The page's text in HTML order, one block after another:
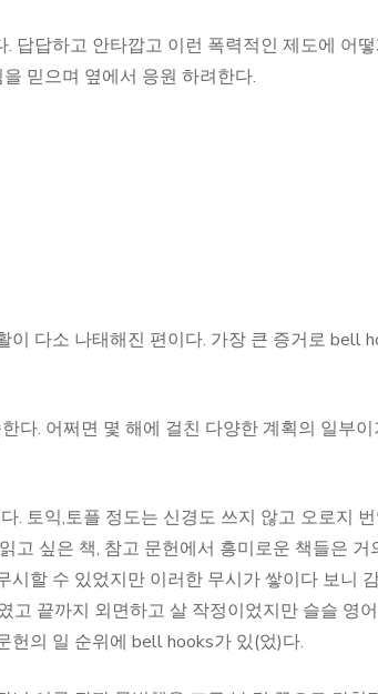
답답하고 안타깝고 이런 폭력적인 제도에 어
믿으며 옆에서 응원 하려한다.
다소 나태해진 편이다. 가장 큰 증거로 bell
다. 어쩌면 몇 해에 걸친 다양한 계획의 일부이
. 토익,토플 정도는 신경도 쓰지 않고 오로지
고 싶은 책, 참고 문헌에서 흥미로운 책들은 거
할 수 있었지만 이러한 무시가 쌓이다 보니
고 끝까지 외면하고 살 작정이었지만 슬슬 영
헌의 일 순위에 bell hooks가 있(었)다.